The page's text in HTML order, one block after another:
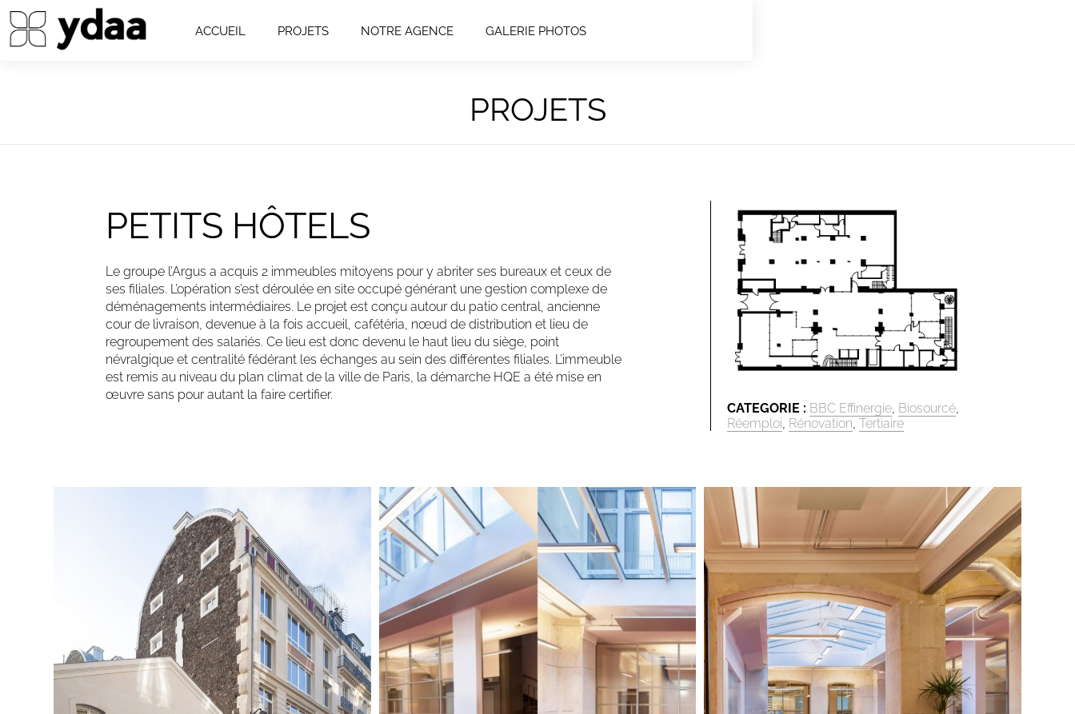
ACCUEIL PROJETS NOTRE AGENCE GALERIE PHOTOS
PROJETS
PETITS HÔTELS
Le groupe l’Argus a acquis 2 immeubles mitoyens pour y abriter ses bureaux et ceux de
ses filiales. L’opération s’est déroulée en site occupé générant une gestion complexe de
déménagements intermédiaires. Le projet est conçu autour du patio central, ancienne
cour de livraison, devenue à la fois accueil, cafétéria, nœud de distribution et lieu de
regroupement des salariés. Ce lieu est donc devenu le haut lieu du siège, point
névralgique et centralité fédérant les échanges au sein des différentes filiales. L’immeuble
est remis au niveau du plan climat de la ville de Paris, la démarche HQE a été mise en
œuvre sans pour autant la faire certifier.
CATEGORIE : BBC Effinergie, Biosourcé,
Réemploi, Rénovation, Tertiaire